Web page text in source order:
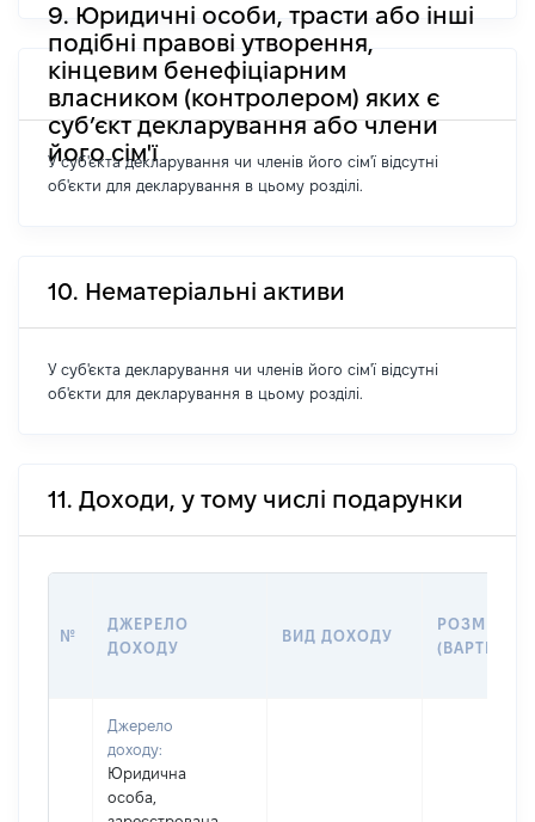
9. Юридичні особи, трасти або інші
подібні правові утворення,
кінцевим бенефіціарним
власником (контролером) яких є
суб’єкт декларування або члени
його сім'ї
У суб'єкта декларування чи членів його сім'ї відсутні
об'єкти для декларування в цьому розділі.
10. Нематеріальні активи
У суб'єкта декларування чи членів його сім'ї відсутні
об'єкти для декларування в цьому розділі.
11. Доходи, у тому числі подарунки
№
ДЖЕРЕЛО
ДОХОДУ
ВИД ДОХОДУ
РОЗМІР
(ВАРТІСТЬ)
Джерело
доходу:
Юридична
особа,